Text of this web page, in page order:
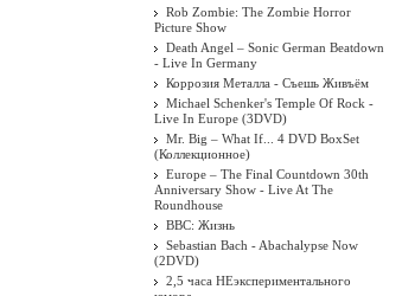
Rob Zombie: The Zombie Horror
Picture Show
Death Angel ‎– Sonic German Beatdown
- Live In Germany
Коррозия Металла - Съешь Живъём
Michael Schenker's Temple Of Rock -
Live In Europe (3DVD)
Mr. Big – What If... 4 DVD BoxSet
(Коллекционное)
Europe – The Final Countdown 30th
Anniversary Show - Live At The
Roundhouse
BBC: Жизнь
Sebastian Bach - Abachalypse Now
(2DVD)
2,5 часа НЕэкспериментального